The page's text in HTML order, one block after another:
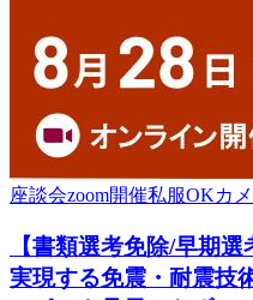
座談会zoom開催私服OKカ
【書類選考免除/早期
実現する免震・耐震技